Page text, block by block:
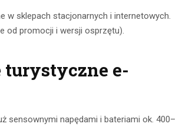
w sklepach stacjonarnych i internetowych.
od promocji i wersji osprzętu).
turystyczne e-
sensownymi napędami i bateriami ok. 400–